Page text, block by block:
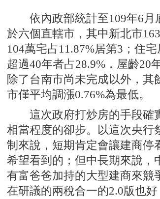
依內政部統計至109年6月
於六個直轄市，其中新北市
104萬宅占11.87%居第3；住
超過40年者占28.9%，屋齡20
除了台南市尚未完成以外，
市僅平均調漲0.76%為最低。
這次政府打炒房的手段確實
相當程度的卻步。以這次央行
制來說，短期肯定會讓建商停
希望看到的；但中長期來說，
有富爸爸加持的大型建商來競
在研議的兩稅合一的2.0版也